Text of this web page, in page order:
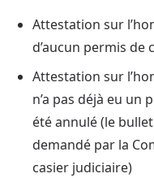
Attestation sur
d’aucun permis de
Attestation sur
n’a pas déjà eu
été annulé (le
demandé par la
casier judiciaire)